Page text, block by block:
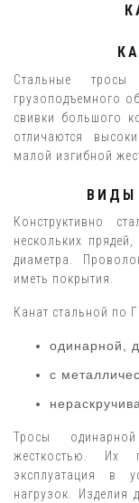
Стальные
грузоподъемного
свивки большого
отличаются
малой изгибной
ВИДЫ
Конструктивно
нескольких
диаметра.
иметь покрытия.
Канат стальной по
одинарной,
с
Тросы
жесткостью. Их
эксплуатация в
нагрузок. Изделия